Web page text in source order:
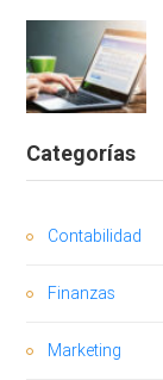
Categorías
Contabilidad
Finanzas
Marketing